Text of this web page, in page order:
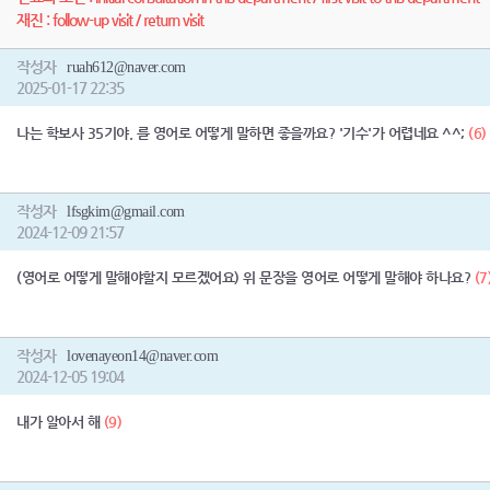
재진 : follow-up visit / return visit
작성자 ruah612@naver.com
2025-01-17 22:35
나는 학보사 35기야. 를 영어로 어떻게 말하면 좋을까요? '기수'가 어렵네요 ^^; (6)
작성자 lfsgkim@gmail.com
2024-12-09 21:57
(영어로 어떻게 말해야할지 모르겠어요) 위 문장을 영어로 어떻게 말해야 하나요?
작성자 lovenayeon14@naver.com
2024-12-05 19:04
내가 알아서 해 (9)